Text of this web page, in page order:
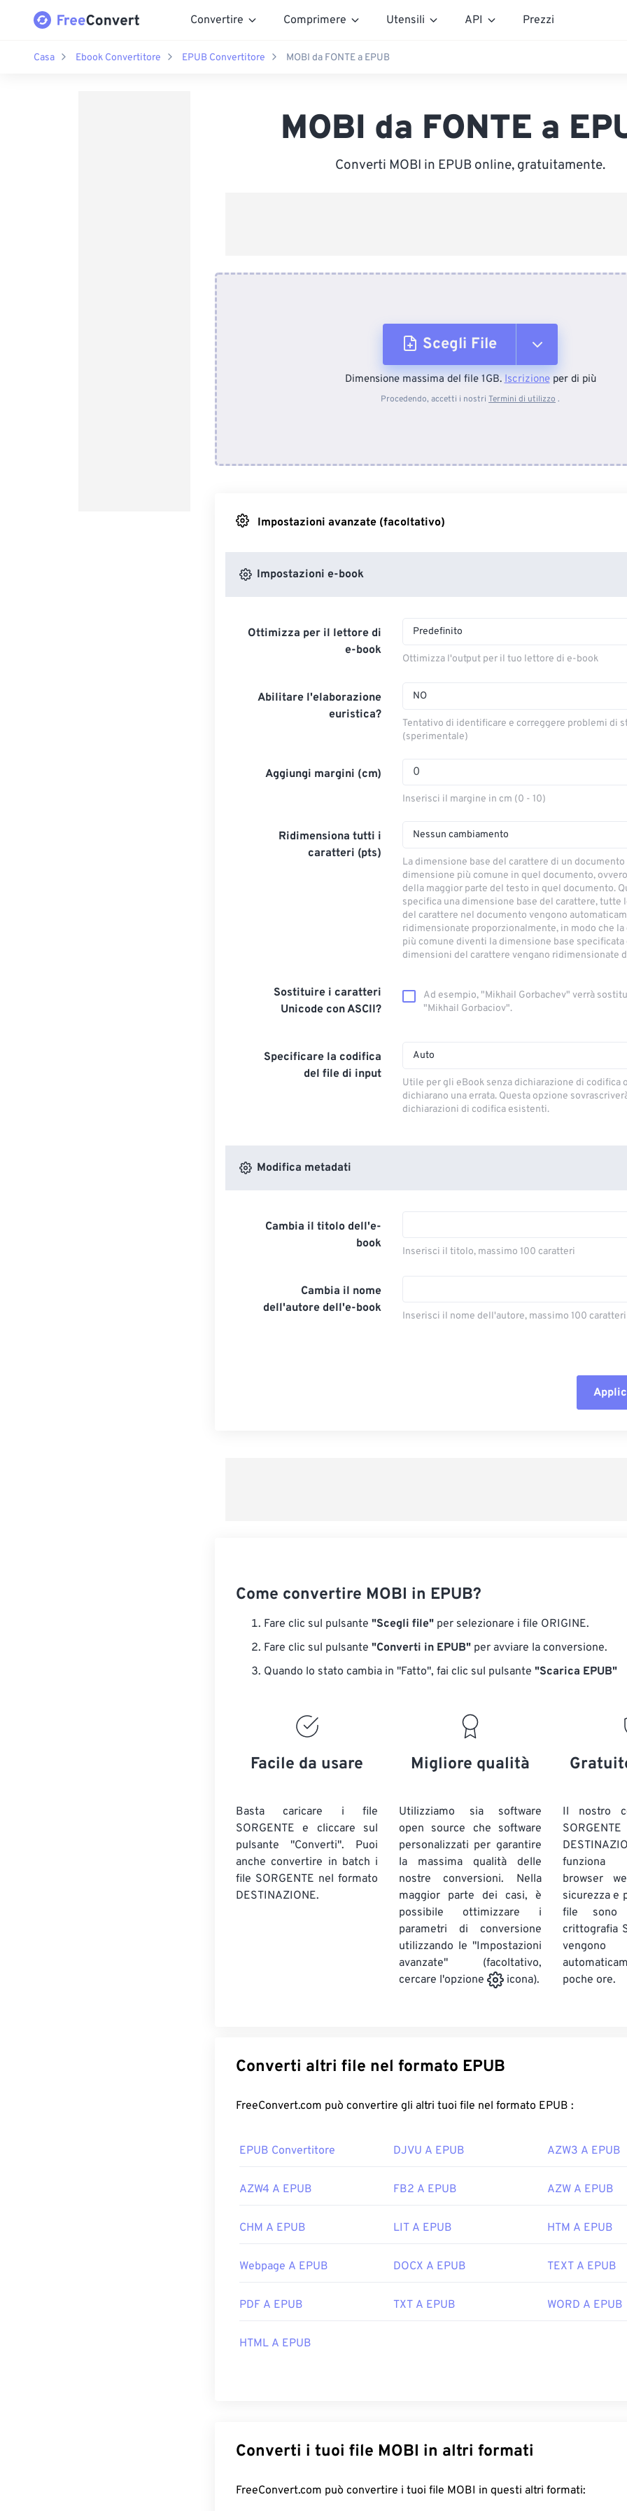
Convertire Comprimere Utensili API Prezzi
Casa Ebook Convertitore EPUB Convertitore MOBI da FONTE a EPUB
MOBI da FONTE a
Converti MOBI in EPUB online, gratuitamente.
Scegli File
Dal dispositivo
Dimensione massima del file 1GB.Iscrizioneper di più
Procedendo, accetti i nostri Termini di utilizzo .
Impostazioni avanzate (facoltativo)
Impostazioni e-book
Ottimizza per il lettore di
e-book
Predefinito
Ottimizza l'output per il tuo lettore di e-book
Abilitare l'elaborazione
euristica?
NO
Tentativo di identificare e correggere problemi di
(sperimentale)
Aggiungi margini (cm)
Inserisci il margine in cm (0 - 10)
Ridimensiona tutti i
caratteri (pts)
Nessun cambiamento
La dimensione base del carattere di un documento
dimensione più comune in quel documento,
della maggior parte del testo in quel documento.
specifica una dimensione base del carattere, tutte
del carattere nel documento vengono
ridimensionate proporzionalmente, in modo che
più comune diventi la dimensione base specificata
dimensioni del carattere vengano ridimensionate
Sostituire i caratteri
Unicode con ASCII?
Ad esempio, "Mikhail Gorbachev" verrà
"Mikhail Gorbaciov".
Specificare la codifica
del file di input
Auto
Utile per gli eBook senza dichiarazione di codifica
dichiarano una errata. Questa opzione
dichiarazioni di codifica esistenti.
Modifica metadati
Cambia il titolo dell'e-
book
Inserisci il titolo, massimo 100 caratteri
Cambia il nome
dell'autore dell'e-book
Inserisci il nome dell'autore, massimo 100 caratteri
Come convertire MOBI in EPUB?
Fare clic sul pulsante "Scegli file" per selezionare i file ORIGINE.
Fare clic sul pulsante "Converti in EPUB" per avviare la conversione.
Quando lo stato cambia in "Fatto", fai clic sul pulsante "Scarica EPUB"
Facile da usare
Basta caricare i file
SORGENTE e cliccare sul
pulsante "Converti". Puoi
anche convertire in batch i
file SORGENTE nel formato
DESTINAZIONE.
Migliore qualità
Utilizziamo sia software
open source che software
personalizzati per garantire
la massima qualità delle
nostre conversioni. Nella
maggior parte dei casi, è
possibile ottimizzare i
parametri di conversione
utilizzando le "Impostazioni
avanzate" (facoltativo,
cercare l'opzione
icona).
Il nostro
funziona
browser
sicurezza e
file sono
crittografia
poche ore.
Converti altri file nel formato EPUB
FreeConvert.com può convertire gli altri tuoi file nel formato EPUB :
EPUB Convertitore DJVU A EPUB AZW3 A EPUB
AZW4 A EPUB FB2 A EPUB AZW A EPUB
CHM A EPUB LIT A EPUB HTM A EPUB
Webpage A EPUB DOCX A EPUB TEXT A EPUB
PDF A EPUB TXT A EPUB WORD A EPUB
HTML A EPUB
Converti i tuoi file MOBI in altri formati
FreeConvert.com può convertire i tuoi file MOBI in questi altri formati: